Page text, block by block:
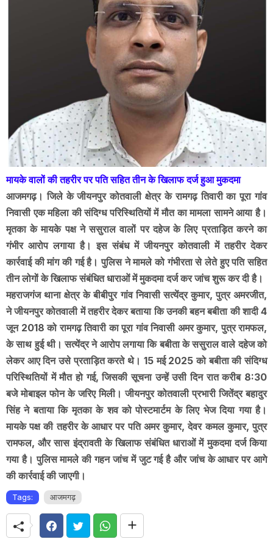
मायके वालों की तहरीर पर पति सहित तीन के खिलाफ दर्ज हुआ मुकदमा
आजमगढ़। जिले के जीयनपुर कोतवाली क्षेत्र के रामगढ़ तिवारी का पूरा गांव
निवासी एक महिला की संदिग्ध परिस्थितियों में मौत का मामला सामने आया है।
मृतका के मायके पक्ष ने ससुराल वालों पर दहेज के लिए प्रताड़ित करने का
गंभीर आरोप लगाया है। इस संबंध में जीयनपुर कोतवाली में तहरीर देकर
कार्रवाई की मांग की गई है। पुलिस ने मामले को गंभीरता से लेते हुए पति सहित
तीन लोगों के खिलाफ संबंधित धाराओं में मुकदमा दर्ज कर जांच शुरू कर दी है।
महराजगंज थाना क्षेत्र के बीबीपुर गांव निवासी सत्येंद्र कुमार, पुत्र अमरजीत,
ने जीयनपुर कोतवाली में तहरीर देकर बताया कि उनकी बहन बबीता की शादी 4
जून 2018 को रामगढ़ तिवारी का पूरा गांव निवासी अमर कुमार, पुत्र रामफल,
के साथ हुई थी। सत्येंद्र ने आरोप लगाया कि बबीता के ससुराल वाले दहेज को
लेकर आए दिन उसे प्रताड़ित करते थे। 15 मई 2025 को बबीता की संदिग्ध
परिस्थितियों में मौत हो गई, जिसकी सूचना उन्हें उसी दिन रात करीब 8:30
बजे मोबाइल फोन के जरिए मिली। जीयनपुर कोतवाली प्रभारी जितेंद्र बहादुर
सिंह ने बताया कि मृतका के शव को पोस्टमार्टम के लिए भेज दिया गया है।
मायके पक्ष की तहरीर के आधार पर पति अमर कुमार, देवर कमल कुमार, पुत्र
रामफल, और सास इंद्रावती के खिलाफ संबंधित धाराओं में मुकदमा दर्ज किया
गया है। पुलिस मामले की गहन जांच में जुट गई है और जांच के आधार पर आगे
की कार्रवाई की जाएगी।
Tags: आजमगढ़